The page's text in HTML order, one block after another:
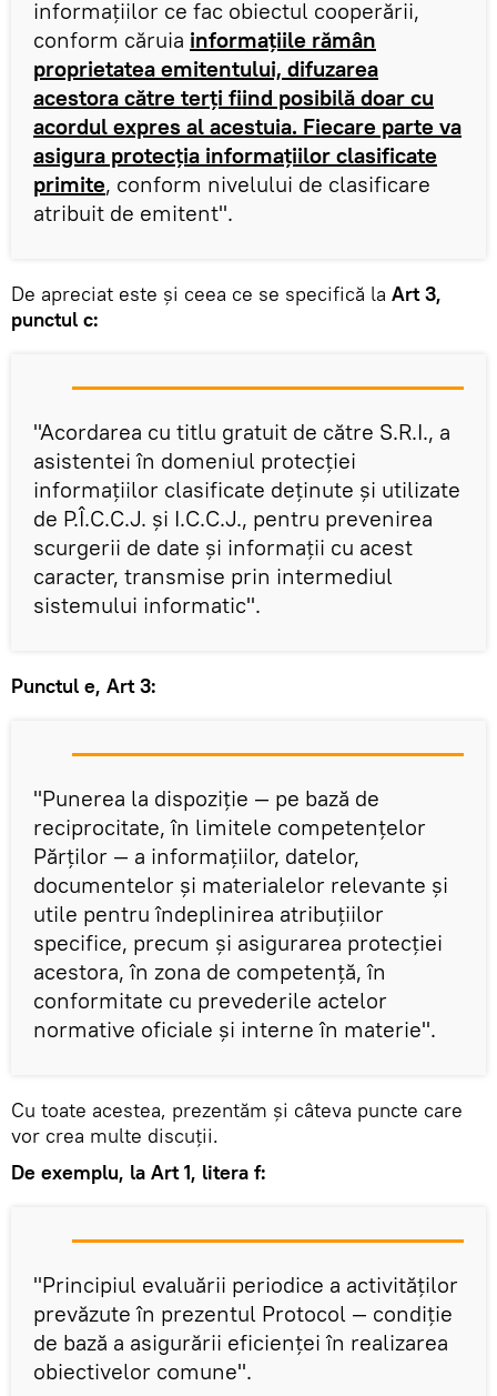
informaţiilor ce fac obiectul cooperării,
conform căruia informaţiile rămân
proprietatea emitentului, difuzarea
acestora către terţi fiind posibilă doar cu
acordul expres al acestuia. Fiecare parte va
asigura protecţia informaţiilor clasificate
primite, conform nivelului de clasificare
atribuit de emitent".
De apreciat este și ceea ce se specifică la Art 3,
punctul c:
"Acordarea cu titlu gratuit de către S.R.I., a
asistentei în domeniul protecţiei
informaţiilor clasificate deţinute şi utilizate
de P.Î.C.C.J. şi I.C.C.J., pentru prevenirea
scurgerii de date şi informaţii cu acest
caracter, transmise prin intermediul
sistemului informatic".
Punctul e, Art 3:
"Punerea la dispoziţie — pe bază de
reciprocitate, în limitele competenţelor
Părţilor — a informaţiilor, datelor,
documentelor şi materialelor relevante şi
utile pentru îndeplinirea atribuţiilor
specifice, precum şi asigurarea protecţiei
acestora, în zona de competenţă, în
conformitate cu prevederile actelor
normative oficiale şi interne în materie".
Cu toate acestea, prezentăm și câteva puncte care
vor crea multe discuții.
De exemplu, la Art 1, litera f:
"Principiul evaluării periodice a activităţilor
prevăzute în prezentul Protocol — condiţie
de bază a asigurării eficienţei în realizarea
obiectivelor comune".